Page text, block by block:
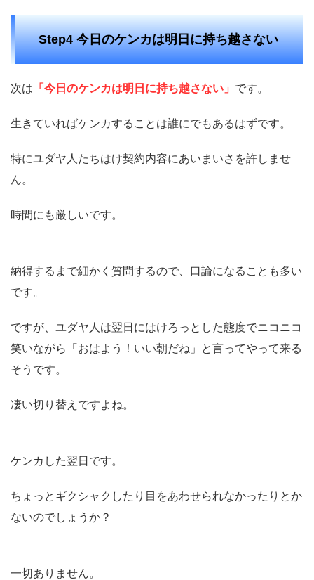
Step4 今日のケンカは明日に持ち越さない
次は 「今日のケンカは明日に持ち越さない」 です。
生きていればケンカすることは誰にでもあるはずです。
特にユダヤ人たちはけ契約内容にあいまいさを許しませ
ん。
時間にも厳しいです。
納得するまで細かく質問するので、口論になることも多い
です。
ですが、ユダヤ人は翌日にはけろっとした態度でニコニコ
笑いながら「おはよう！いい朝だね」と言ってやって来る
そうです。
凄い切り替えですよね。
ケンカした翌日です。
ちょっとギクシャクしたり目をあわせられなかったりとか
ないのでしょうか？
一切ありません。